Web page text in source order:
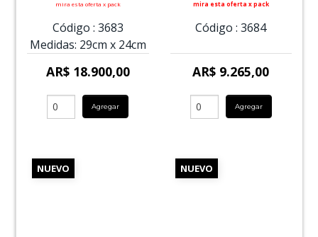
mira esta oferta x pack
Código : 3683
Medidas: 29cm x 24cm
AR$ 18.900,00
Agregar
mira esta oferta x pack
Código : 3684
AR$ 9.265,00
Agregar
NUEVO NUEVO